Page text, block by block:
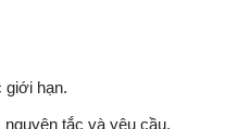
giới hạn.
tắc và yêu cầu.